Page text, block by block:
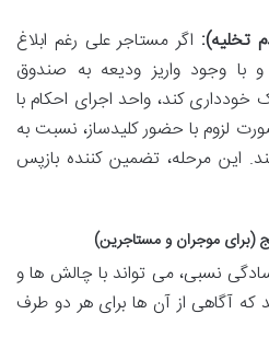
تخلیه): اگر مستاجر علی رغم ابلاغ
با وجود واریز ودیعه به صندوق
خودداری کند، واحد اجرای احکام با
لزوم با حضور کلیدساز، نسبت به
این مرحله، تضمین کننده بازپس
موجران و مستاجرین)
نسبی، می تواند با چالش ها و
آگاهی از آن ها برای هر دو طرف